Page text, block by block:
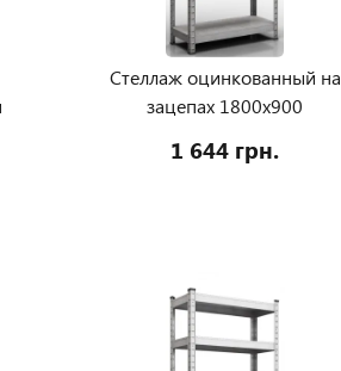
Стеллаж оцинкованный на
зацепах 1800х900
1 644 грн.